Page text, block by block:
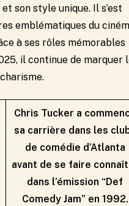
son style unique. Il s’est
emblématiques du
à ses rôles mémorables
il continue de marquer
Chris Tucker a
sa carrière dans les
de comédie d’Atlanta
avant de se faire
dans l’émission “Def
Comedy Jam” en 1992.